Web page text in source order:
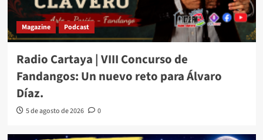
Magazine Podcast
Radio Cartaya | VIII Concurso de
Fandangos: Un nuevo reto para Álvaro
Díaz.
5 de agosto de 2026 0